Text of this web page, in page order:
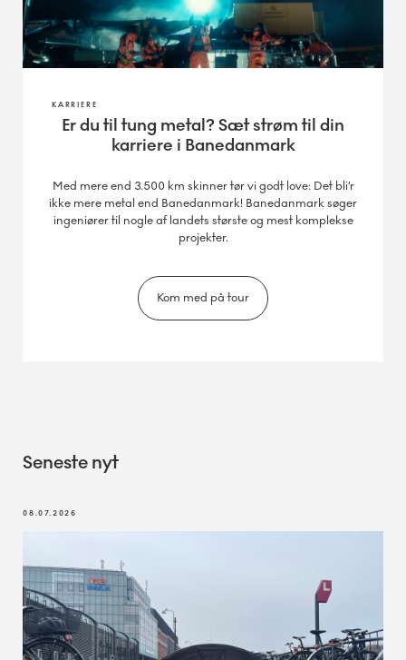
KARRIERE
Er du til tung metal? Sæt strøm til din
karriere i Banedanmark
Med mere end 3.500 km skinner tør vi godt love: Det bli’r
ikke mere metal end Banedanmark! Banedanmark søger
ingeniører til nogle af landets største og mest komplekse
projekter.
Kom med på tour
Seneste nyt
08.07.2026